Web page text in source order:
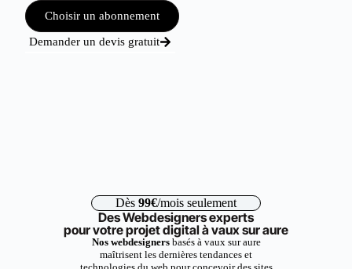
Choisir un abonnement
Demander un devis gratuit
Dès 99€/mois seulement
Des Webdesigners experts
pour votre projet digital à vaux sur aure
Nos webdesignersbasés à vaux sur aure
maîtrisent les dernières tendances et